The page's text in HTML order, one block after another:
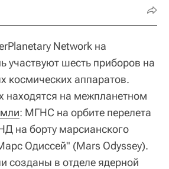
Network на
участвуют шесть приборов на
космических аппаратов.
находятся на межпланетном
: МГНС на орбите перелета
на борту марсианского
Одиссей" (Mars Odyssey).
созданы в отделе ядерной